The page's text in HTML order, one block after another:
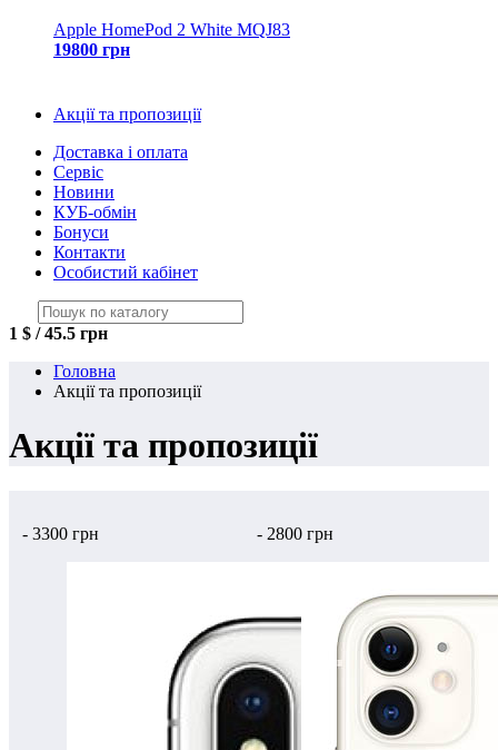
Apple HomePod 2 White MQJ83
19800 грн
Акції та пропозиції
Доставка і оплата
Сервіс
Новини
КУБ-обмін
Бонуси
Контакти
Особистий кабінет
1 $ / 45.5 грн
Головна
Акції та пропозиції
Акції та пропозиції
- 3300 грн - 2800 грн